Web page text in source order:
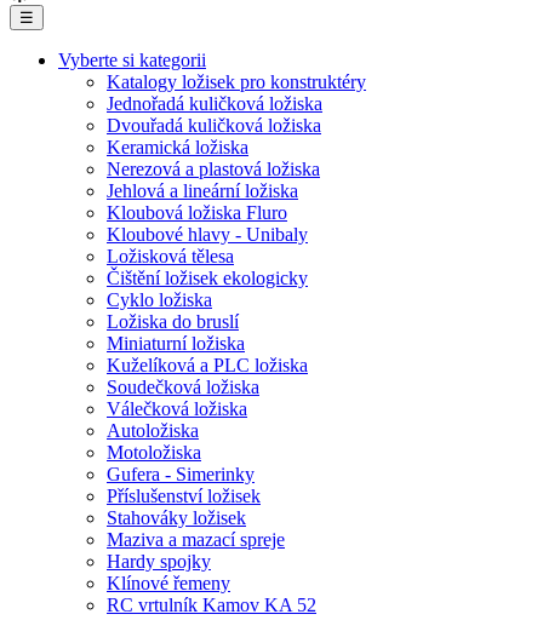
☰
Vyberte si kategorii
Katalogy ložisek pro konstruktéry
Jednořadá kuličková ložiska
Dvouřadá kuličková ložiska
Keramická ložiska
Nerezová a plastová ložiska
Jehlová a lineární ložiska
Kloubová ložiska Fluro
Kloubové hlavy - Unibaly
Ložisková tělesa
Čištění ložisek ekologicky
Cyklo ložiska
Ložiska do bruslí
Miniaturní ložiska
Kuželíková a PLC ložiska
Soudečková ložiska
Válečková ložiska
Autoložiska
Motoložiska
Gufera - Simerinky
Příslušenství ložisek
Stahováky ložisek
Maziva a mazací spreje
Hardy spojky
Klínové řemeny
RC vrtulník Kamov KA 52